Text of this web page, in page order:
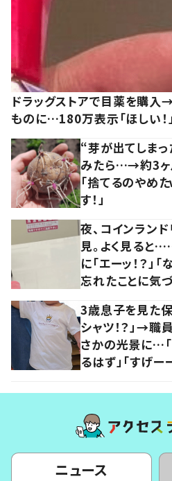
ドラッグストアで目薬を購
ものに…180万表示「ほしい！」
“芽が出てしま
みたら…→約3ヶ
「捨てるのやめた
す！」
夜、コインラン
見。よく見ると
に「エーッ！？」
忘れたことに気づ
3歳息子を見た
シャツ！？」→職
さかの光景に…
るはず」「すげーー
ニュース